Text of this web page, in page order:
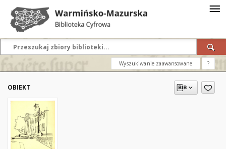
Wyszukiwanie zaawansowane ?
OBIEKT